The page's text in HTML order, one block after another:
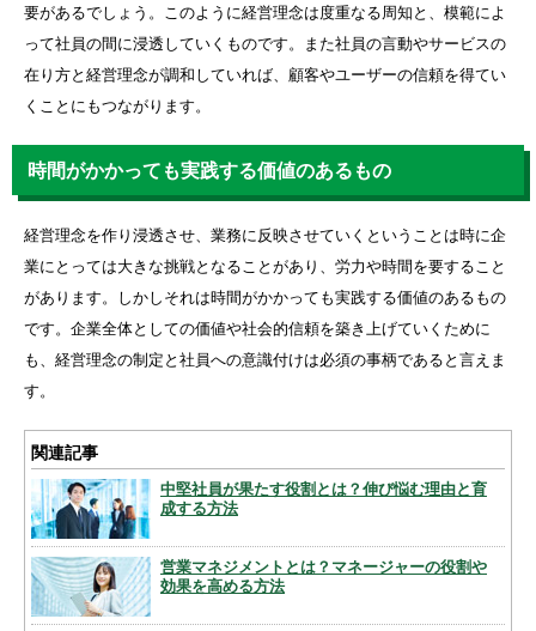
要があるでしょう。このように経営理念は度重なる周知と、模範によ
って社員の間に浸透していくものです。また社員の言動やサービスの
在り方と経営理念が調和していれば、顧客やユーザーの信頼を得てい
くことにもつながります。
時間がかかっても実践する価値のあるもの
経営理念を作り浸透させ、業務に反映させていくということは時に企
業にとっては大きな挑戦となることがあり、労力や時間を要すること
があります。しかしそれは時間がかかっても実践する価値のあるもの
です。企業全体としての価値や社会的信頼を築き上げていくために
も、経営理念の制定と社員への意識付けは必須の事柄であると言えま
す。
関連記事
中堅社員が果たす役割とは？伸び悩む理由と育
成する方法
営業マネジメントとは？マネージャーの役割や
効果を高める方法